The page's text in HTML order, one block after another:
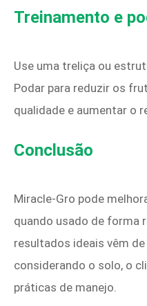
Treinamento e
Use uma treliça ou
Podar para reduzir os
qualidade e aumentar o
Conclusão
Miracle-Gro pode
quando usado de forma
resultados ideais vêm
considerando o solo, o
práticas de manejo.